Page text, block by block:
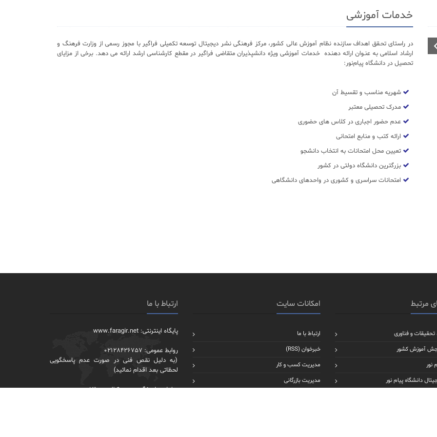
خدمات آموزشی
در راستای تحـقق اهداف سازنده نظام آموزش عالی کشور، مرکز فرهنگی نشر دیجیتال توسعه تکمیلی فراگیر با مجوز رسمی از وزارت فرهنگ و
ارشاد اسلامی به عنـوان ارائه دهنده خدمات آموزشی ویژه دانشپذیران متقاضی فراگیر در مقطع کارشناسی ارشد ارائه می دهد. برخی از مزایای
تحصیل در دانشگاه پیام‌نور:
شهریه مناسب و تقسیط آن
مدرک تحصیلی معتبر
عدم حضور اجباری در کلاس های حضوری
ارائه کتب و منابع امتحانی
تعیین محل امتحانات به انتخاب دانشجو
بزرگترین دانشگاه دولتی در کشور
امتحانات سراسری و کشوری در واحدهای دانشگاهی
مرتبط
تحقیقات و فناوری
آموزش کشور
نور
دانشگاه پیام نور
امکانات سایت
ارتباط با ما
خبرخوان (RSS)
مدیریت کسب و کار
مدیریت بازرگانی
ارتباط با ما
پایگاه اینترنتی: www.faragir.net
روابط عمومی: 02128426757
(به دلیل نقص فنی در صورت عدم پاسخگویی
لحظاتی بعد اقدام نمائید)
ساعات پاسخگویی: 9:00 الی 13:00